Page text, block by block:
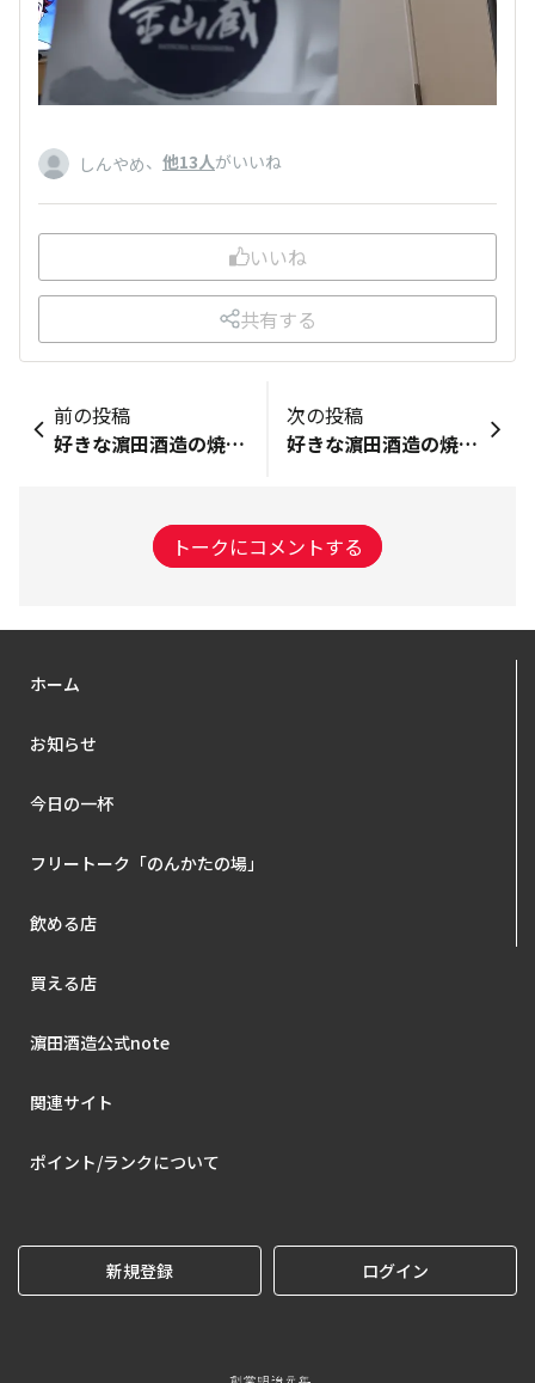
しんやめ、 他13人がいいね
いいね
共有する
前の投稿
好きな濵田酒造の焼酎：焼き芋🍠 一言： はじめまして💖 フッ軽の片山弘子です🙋 大阪府からです。 仲良くして下さい🙋 以前の海童ファン蔵部で 初めての鹿児島💖💖💖 最高でした🙆 また 訪れたいです。 思い出の写真 貼っておきます。笑笑
次の投稿
好きな濵田酒造の焼酎：CHILL GREEN 一言：ソーダ割りが特に好きです！
トークにコメントする
ホーム
お知らせ
今日の一杯
フリートーク「のんかたの場」
飲める店
買える店
濵田酒造公式note
関連サイト
ポイント/ランクについて
新規登録 ログイン